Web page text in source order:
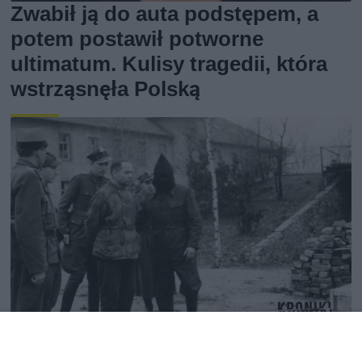
Zwabił ją do auta podstępem, a
potem postawił potworne
ultimatum. Kulisy tragedii, która
wstrząsnęła Polską